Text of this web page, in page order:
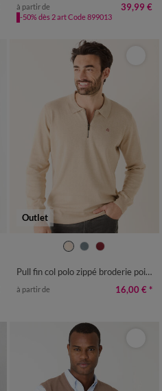
à partir de 39,99 €
-50% dès 2 art Code 899013
Outlet
XL XXL 3XL
Pull fin col polo zippé broderie poitrine
à partir de 16,00 € *